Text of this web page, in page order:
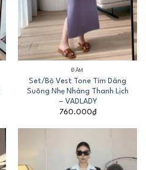
ĐẦM
Set/Bộ Vest Tone Tím Dáng
Suông Nhẹ Nhàng Thanh Lịch
– VADLADY
760.000₫